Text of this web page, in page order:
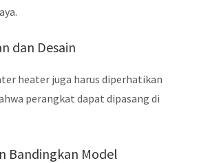
dan Desain
heater juga harus diperhatikan
perangkat dapat dipasang di
Bandingkan Model